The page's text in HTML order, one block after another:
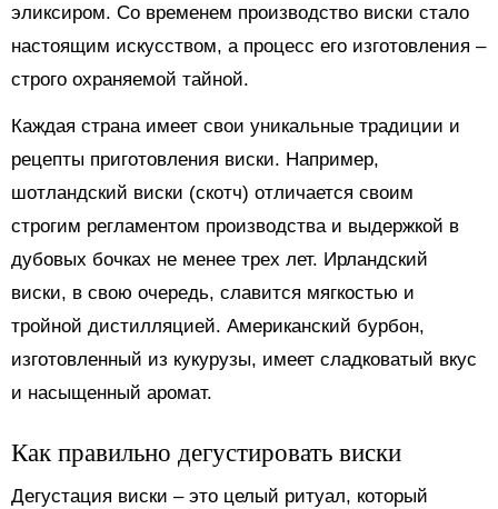
эликсиром. Со временем производство виски стало
настоящим искусством, а процесс его изготовления –
строго охраняемой тайной.
Каждая страна имеет свои уникальные традиции и
рецепты приготовления виски. Например,
шотландский виски (скотч) отличается своим
строгим регламентом производства и выдержкой в
дубовых бочках не менее трех лет. Ирландский
виски, в свою очередь, славится мягкостью и
тройной дистилляцией. Американский бурбон,
изготовленный из кукурузы, имеет сладковатый вкус
и насыщенный аромат.
Как правильно дегустировать виски
Дегустация виски – это целый ритуал, который